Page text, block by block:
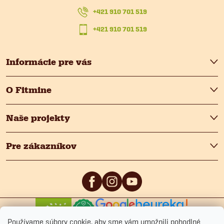
Používame súbory cookie, aby sme vám umožnili pohodlné
eInformácie pre vás
O Fitmine
Naše projekty
Pre zákazníkov
+421 910 701 519
+421 910 701 519